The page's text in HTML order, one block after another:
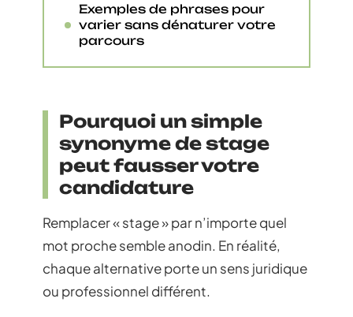
Exemples de phrases pour
varier sans dénaturer votre
parcours
Pourquoi un simple
synonyme de stage
peut fausser votre
candidature
Remplacer « stage » par n’importe quel
mot proche semble anodin. En réalité,
chaque alternative porte un sens juridique
ou professionnel différent.